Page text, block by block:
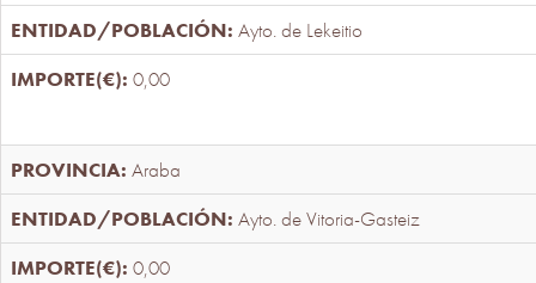
Ayto. de Lekeitio
0,00
Araba
Ayto. de Vitoria-Gasteiz
0,00